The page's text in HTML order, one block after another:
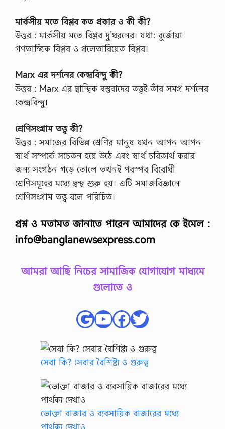
মার্কসীয় মতে বিপ্লব কত প্রকার ও কী কী?
উত্তর : মার্কসীয় মতে বিপ্লব দু’ধরনের। যথা: বুর্জোয়া
গণতান্ত্রিক বিপ্লব ও প্রলেতারিয়েত বিপ্লব।
Marx এর দর্শনের কেন্দ্রবিন্দু কী?
উত্তর : Marx এর দ্বান্দ্বিক বস্তুবাদের তত্ত্বই তাঁর সমগ্র দর্শনের
কেন্দ্রবিন্দু।
শ্রেণিসংগ্রাম তত্ত্ব কী?
উত্তর : সমাজের বিভিন্ন শ্রেণির মানুষ যখন আপন আপন
স্বার্থ সম্পর্কে সচেতন হয়ে উঠে এবং স্বার্থ চরিতার্থ করার
জন্য সংগঠন গড়ে তোলে তখনই পরস্পর বিরোধী
শ্রেণিসমূহের মধ্যে দ্বন্দ্ব শুরু হয়। এটি সমাজবিজ্ঞানে
শ্রেণিসংগ্রাম তত্ত্ব বলে পরিচিত।
প্রশ্ন ও মতামত জানাতে পারেন আমাদের কে ইমেল :
info@banglanewsexpress.com
আমরা আছি নিচের সামাজিক যোগাযোগ মাধ্যমে
গুলোতে ও
Google
YouTube
Facebook
Twitter
সেবা কি? সেবার বৈশিষ্ট্য ও গুরুত্ব
ভোক্তা বাজার ও ব্যবসায়িক বাজারের মধ্যে
পার্থক্য দেখাও